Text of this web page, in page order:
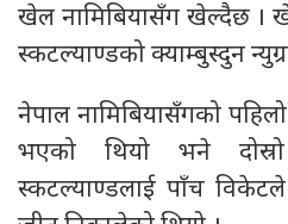
खेल नामिबियासँग खेल्दैछ
स्कटल्याण्डको क्याम्बुस्दुन
नेपाल नामिबियासँगको
भएको थियो भने
स्कटल्याण्डलाई पाँच विकेटले